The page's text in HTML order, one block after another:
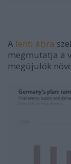
A lenti ábra
megmutatja a
megújulók